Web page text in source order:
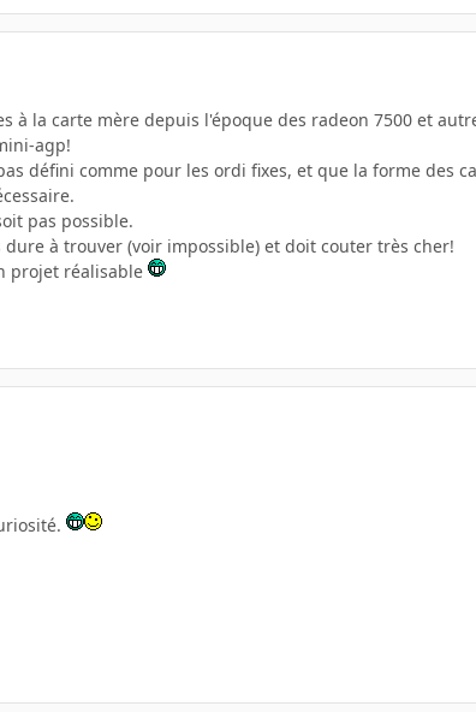
à la carte mère depuis l'époque des radeon 7500 et
agp!
défini comme pour les ordi fixes, et que la forme des
pas possible.
à trouver (voir impossible) et doit couter très cher!
projet réalisable